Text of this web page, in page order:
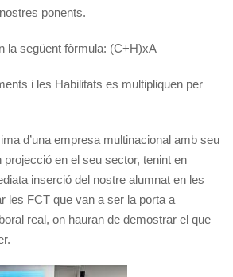
ponents.
la següent fòrmula: (C+H)xA
i les Habilitats es multipliquen per
d’una empresa multinacional amb seu
projecció en el seu sector, tenint en
inserció del nostre alumnat en les
les FCT que van a ser la porta a
real, on hauran de demostrar el que